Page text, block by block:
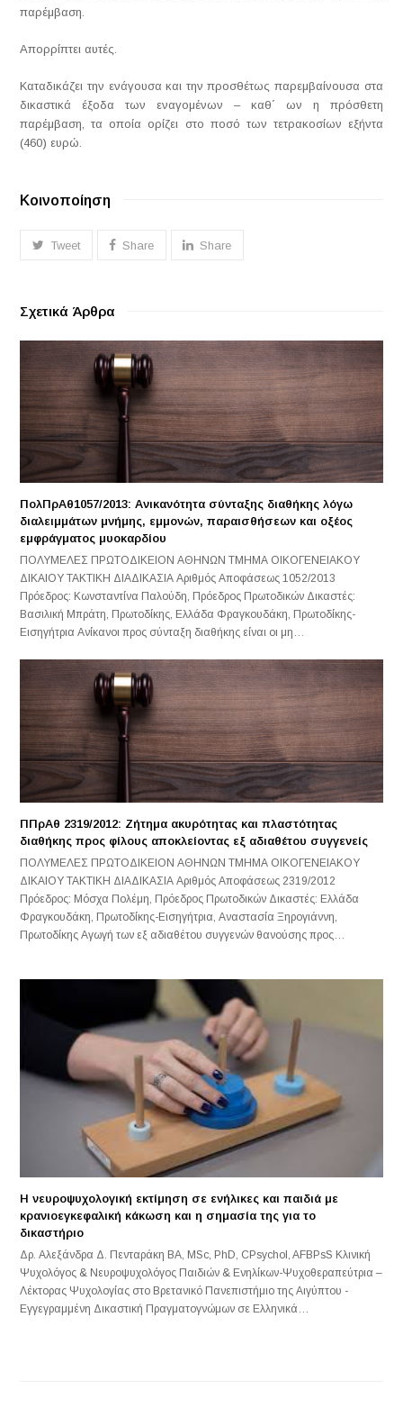
παρέμβαση.
Απορρίπτει αυτές.
Καταδικάζει την ενάγουσα και την προσθέτως παρεμβαίνουσα στα
δικαστικά έξοδα των εναγομένων – καθ΄ ων η πρόσθετη
παρέμβαση, τα οποία ορίζει στο ποσό των τετρακοσίων εξήντα
(460) ευρώ.
Κοινοποίηση
Tweet Share Share
Σχετικά Άρθρα
ΠολΠρΑθ1057/2013: Ανικανότητα σύνταξης διαθήκης λόγω
διαλειμμάτων μνήμης, εμμονών, παραισθήσεων και οξέος
εμφράγματος μυοκαρδίου
ΠΟΛΥΜΕΛΕΣ ΠΡΩΤΟΔΙΚΕΙΟΝ ΑΘΗΝΩΝ ΤΜΗΜΑ ΟΙΚΟΓΕΝΕΙΑΚΟΥ
ΔΙΚΑΙΟΥ ΤΑΚΤΙΚΗ ΔΙΑΔΙΚΑΣΙΑ Αριθμός Αποφάσεως 1052/2013
Πρόεδρος: Κωνσταντίνα Παλούδη, Πρόεδρος Πρωτοδικών Δικαστές:
Βασιλική Μπράτη, Πρωτοδίκης, Ελλάδα Φραγκουδάκη, Πρωτοδίκης-
Εισηγήτρια Ανίκανοι προς σύνταξη διαθήκης είναι οι μη…
ΠΠρΑθ 2319/2012: Ζήτημα ακυρότητας και πλαστότητας
διαθήκης προς φίλους αποκλείοντας εξ αδιαθέτου συγγενείς
ΠΟΛΥΜΕΛΕΣ ΠΡΩΤΟΔΙΚΕΙΟΝ ΑΘΗΝΩΝ ΤΜΗΜΑ ΟΙΚΟΓΕΝΕΙΑΚΟΥ
ΔΙΚΑΙΟΥ ΤΑΚΤΙΚΗ ΔΙΑΔΙΚΑΣΙΑ Αριθμός Αποφάσεως 2319/2012
Πρόεδρος: Μόσχα Πολέμη, Πρόεδρος Πρωτοδικών Δικαστές: Ελλάδα
Φραγκουδάκη, Πρωτοδίκης-Εισηγήτρια, Αναστασία Ξηρογιάννη,
Πρωτοδίκης Αγωγή των εξ αδιαθέτου συγγενών θανούσης προς…
Η νευροψυχολογική εκτίμηση σε ενήλικες και παιδιά με
κρανιοεγκεφαλική κάκωση και η σημασία της για το
δικαστήριο
Δρ. Αλεξάνδρα Δ. Πενταράκη BA, MSc, PhD, CPsychol, AFBPsS Κλινική
Ψυχολόγος & Νευροψυχολόγος Παιδιών & Ενηλίκων-Ψυχοθεραπεύτρια –
Λέκτορας Ψυχολογίας στο Βρετανικό Πανεπιστήμιο της Αιγύπτου -
Εγγεγραμμένη Δικαστική Πραγματογνώμων σε Ελληνικά…